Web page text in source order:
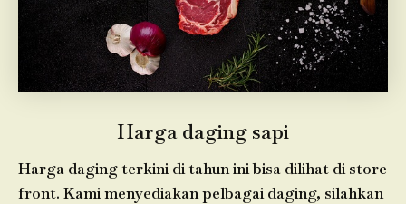
Harga daging sapi
Harga daging terkini di tahun ini bisa dilihat di store
front. Kami menyediakan pelbagai daging, silahkan